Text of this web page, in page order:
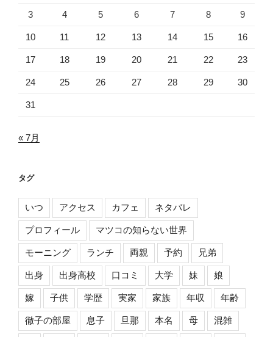
3 4 5 6 7 8 9
10 11 12 13 14 15 16
17 18 19 20 21 22 23
24 25 26 27 28 29 30
31
« 7月
タグ
いつ アクセス カフェ ネタバレ
プロフィール マツコの知らない世界
モーニング ランチ 両親 予約 兄弟
出身 出身高校 口コミ 大学 妹 娘
嫁 子供 学歴 実家 家族 年収 年齢
徹子の部屋 息子 旦那 本名 母 混雑